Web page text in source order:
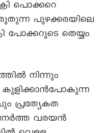
പൊക്കറെ
പുഴക്കരയിലെ
പോക്കറുടെ തെയ്യം
നിന്നും
കുളിക്കാൻപോകുന്ന
പ്രത്യേകത
വരയൻ